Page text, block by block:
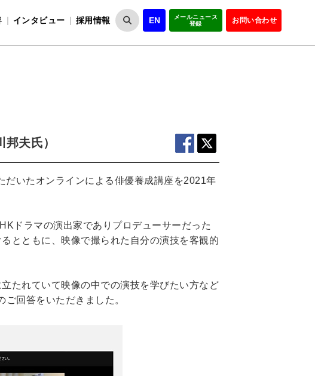
インタビュー 採用情報 EN
メールニュース
登録
お問い合わせ
夫氏）
いたオンラインによる俳優養成講座を2021年
ドラマの演出家でありプロデューサーだった
とともに、映像で撮られた自分の演技を客観的
たれていて映像の中での演技を学びたい方など
回答をいただきました。